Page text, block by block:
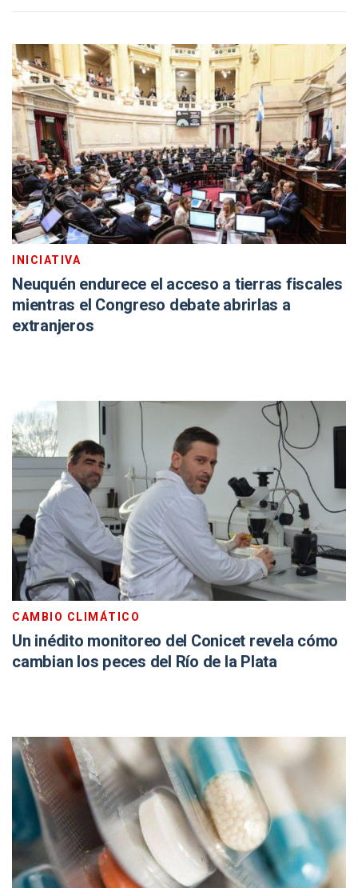
INICIATIVA
Neuquén endurece el acceso a tierras fiscales
mientras el Congreso debate abrirlas a
extranjeros
CAMBIO CLIMÁTICO
Un inédito monitoreo del Conicet revela cómo
cambian los peces del Río de la Plata